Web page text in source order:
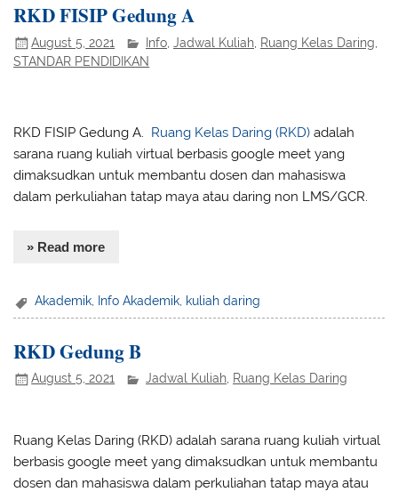
RKD FISIP Gedung A
August 5, 2021 Info ,Jadwal Kuliah Ruang Kelas Daring
STANDAR PENDIDIKAN
RKD FISIP Gedung A. Ruang Kelas Daring (RKD) adalah
sarana ruang kuliah virtual berbasis google meet yang
dimaksudkan untuk membantu dosen dan mahasiswa
dalam perkuliahan tatap maya atau daring non LMS/GCR.
» Read more
Akademik, Info Akademik, kuliah daring
RKD Gedung B
August 5, 2021 Jadwal Kuliah, Ruang Kelas Daring
Ruang Kelas Daring (RKD) adalah sarana ruang kuliah virtual
berbasis google meet yang dimaksudkan untuk membantu
dosen dan mahasiswa dalam perkuliahan tatap maya atau